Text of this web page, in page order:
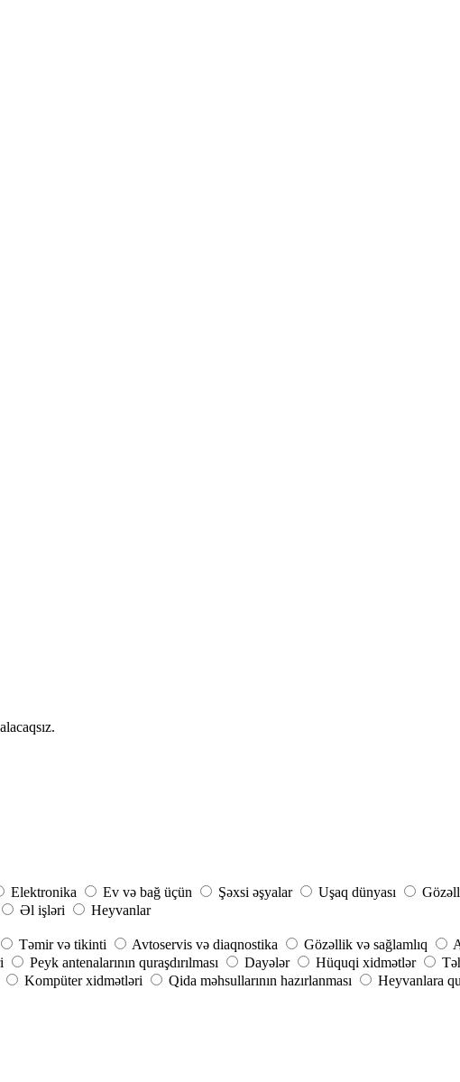
Elektronika Ev və bağ üçün Şəxsi əşyalar Uşaq dünyası
Əl işləri
Heyvanlar
Təmir və tikinti Avtoservis və diaqnostika Gözəllik və sağlamlıq
Peyk antenalarının quraşdırılması Dayələr Hüquqi xidmətlər
Kompüter xidmətləri Qida məhsullarının hazırlanması Heyvanlara